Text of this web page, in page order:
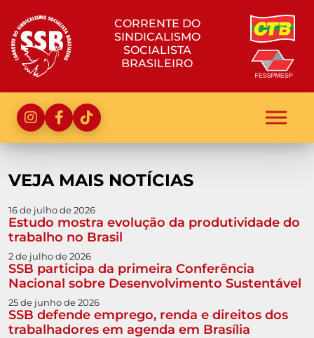
CORRENTE DO
SINDICALISMO
SOCIALISTA
BRASILEIRO
VEJA MAIS NOTÍCIAS
16 de julho de 2026
Estudo mostra evolução da produtividade do
trabalho no Brasil
2 de julho de 2026
SSB participa da primeira Conferência
Nacional sobre Desenvolvimento Sustentável
25 de junho de 2026
SSB defende emprego, renda e direitos dos
trabalhadores em agenda em Brasília